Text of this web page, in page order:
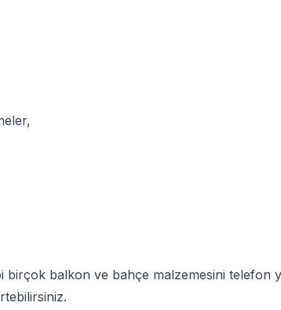
,
birçok balkon ve bahçe malzemesini telefon